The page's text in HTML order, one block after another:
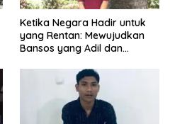
Ketika Negara Hadir untuk
yang Rentan: Mewujudkan
Bansos yang Adil dan